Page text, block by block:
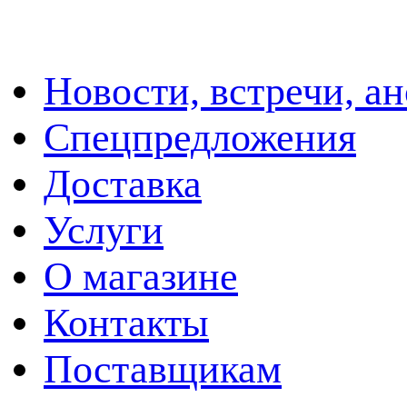
Новости, встречи,
Спецпредложения
Доставка
Услуги
О магазине
Контакты
Поставщикам